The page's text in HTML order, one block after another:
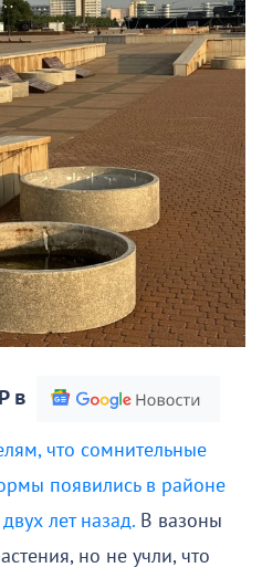
в
что сомнительные
появились в районе
лет назад. В вазоны
но не учли, что